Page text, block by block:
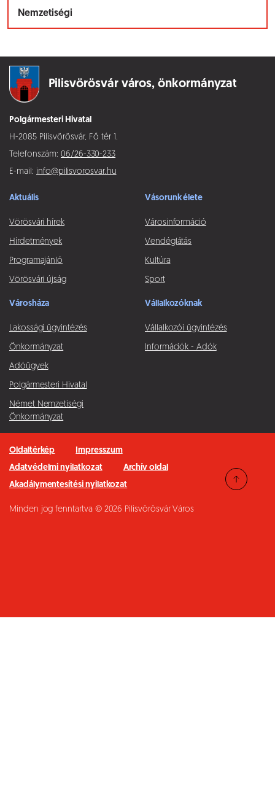
Nemzetiségi
Pilisvörösvár város, önkormányzat
Polgármesteri Hivatal
H-2085 Pilisvörösvár, Fő tér 1.
Telefonszám: 06/26-330-233
E-mail: info@pilisvorosvar.hu
Aktuális
Vörösvári hírek
Hírdetmények
Programajánló
Vörösvári újság
Vásorunk élete
Városinformáció
Vendéglátás
Kultúra
Sport
Városháza
Lakossági ügyintézés
Önkormányzat
Adóügyek
Polgármesteri Hivatal
Német Nemzetiségi
Önkormányzat
Vállalkozóknak
Vállalkozói ügyintézés
Információk - Adók
Oldaltérkép
Impresszum
Adatvédelmi nyilatkozat
Archív oldal
Akadálymentesítési nyilatkozat
Minden jog fenntartva © 2026 Pilisvörösvár Város